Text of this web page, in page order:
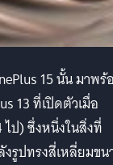
15 นั้น มาพร้
13 ที่เปิดตัวเมื่อ
ป) ซึ่งหนึ่งในสิ่งที่
รูปทรงสี่เหลี่ยมข